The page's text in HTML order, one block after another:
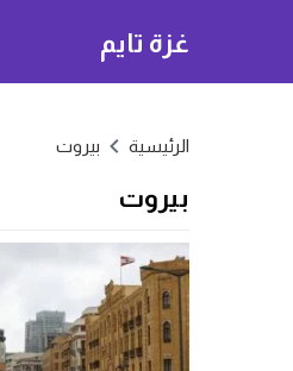
غزة تايم
الرئيسية بيروت
بيروت